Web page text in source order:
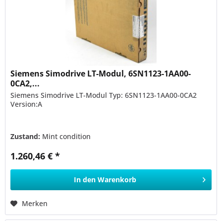
Siemens Simodrive LT-Modul, 6SN1123-1AA00-
0CA2,...
Siemens Simodrive LT-Modul Typ: 6SN1123-1AA00-0CA2
Version:A
Zustand: Mint condition
1.260,46 € *
In den Warenkorb
Merken